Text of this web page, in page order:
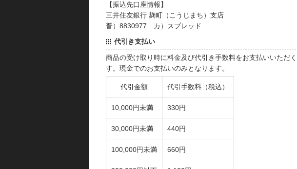
【振込先口座情報】
三井住友銀行 麹町（こうじまち）支店
普）8830977 カ）スプレッド
代引き支払い
商品の受け取り時に料金及び代引き手数料をお支払いいただ
す。現金でのお支払いのみとなります。
代引金額 代引手数料（税込）
10,000円未満 330円
30,000円未満 440円
100,000円未満 660円